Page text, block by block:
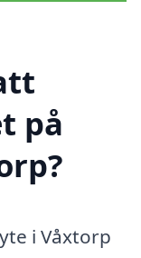
på
i Våxtorp